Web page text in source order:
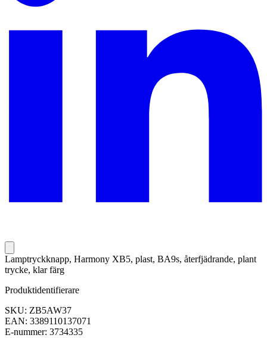
Lamptryckknapp, Harmony XB5, plast, BA9s, återfjädrande, plant
trycke, klar färg
Produktidentifierare
SKU: ZB5AW37
EAN: 3389110137071
E-nummer: 3734335